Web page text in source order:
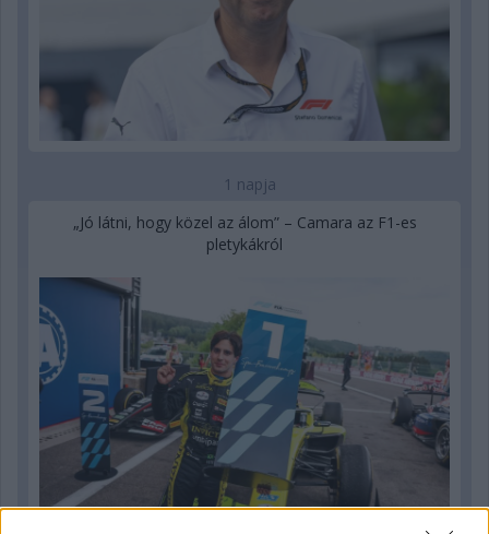
1 napja
„Jó látni, hogy közel az álom” – Camara az F1-es
pletykákról